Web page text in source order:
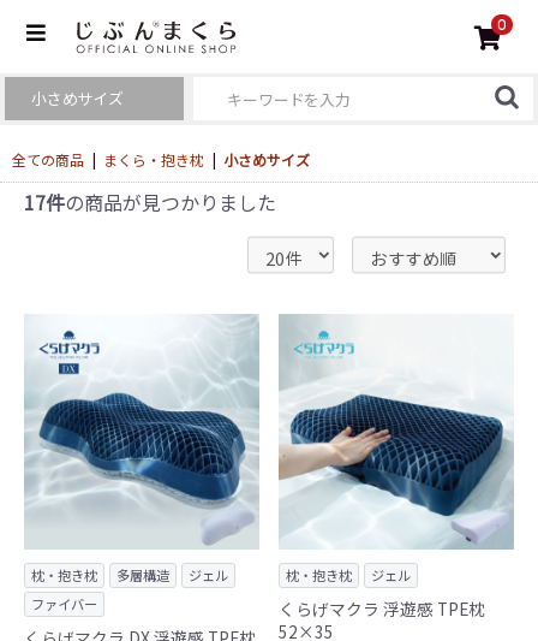
0
全ての商品 | まくら・抱き枕 | 小さめサイズ
17件の商品が見つかりました
枕・抱き枕 多層構造
ジェル
ファイバー
枕・抱き枕 ジェル
くらげマクラ 浮遊感 TPE枕
52×35